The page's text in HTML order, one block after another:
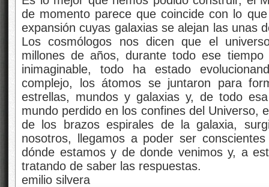
de momento parece que coincide con lo
expansión cuyas galaxias se alejan las unas
Los cosmólogos nos dicen que el
millones de años, durante todo ese
inimaginable, todo ha estado
complejo, los átomos se juntaron para
estrellas, mundos y galaxias y, de todo
mundo perdido en los confines del Universo,
de los brazos espirales de la galaxia,
nosotros, llegamos a poder ser
dónde estamos y de donde venimos y, a
tratando de saber las respuestas.
emilio silvera